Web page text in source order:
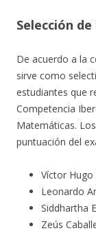
Selección
De acuerdo a la
sirve como
estudiantes que
Competencia
Matemáticas.
puntuación del
Víctor
Leonardo
Siddhartha
Zeús